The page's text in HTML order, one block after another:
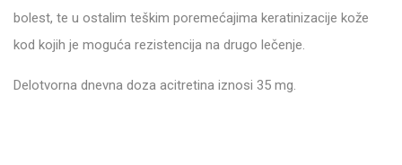
bolest, te u ostalim teškim poremećajima keratinizacije kože
kod kojih je moguća rezistencija na drugo lečenje.
Delotvorna dnevna doza acitretina iznosi 35 mg.